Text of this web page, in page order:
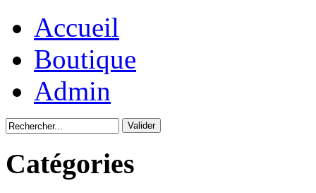
Accueil
Boutique
Admin
Catégories